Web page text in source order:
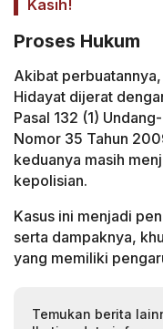
Kasih!
Proses Hukum
Akibat
Hidayat dijerat
Pasal 132 (1)
Nomor 35 Tahun
keduanya masih
kepolisian.
Kasus ini menjadi
serta dampaknya,
yang memiliki
Temukan berita